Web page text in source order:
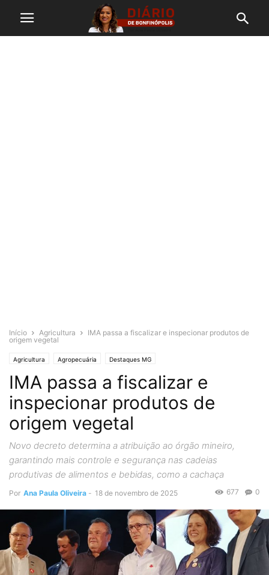
Início Agricultura
IMA passa a fiscalizar e inspecionar produtos de
origem vegetal
Agricultura Agropecuária Destaques MG
IMA passa a fiscalizar e
inspecionar produtos de
origem vegetal
Novo decreto determina a atribuição ao órgão mineiro,
garantindo mais controle e segurança nas cadeias
produtivas de alimentos e bebidas, como a cachaça
Por Ana Paula Oliveira - 18 de novembro de 2025 0
677